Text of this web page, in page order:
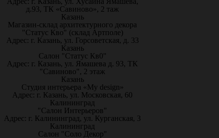
д.93, ТК «Савиново», 2 таж
Казань
Магазин-склад архитектурного декора
"Статус Кво" (склад Артполе)
Адрес: г. Казань, ул. Горсоветская, д. 33
Казань
Салон "Статус Кв0"
Адрес: г. Казань, ул. Ямашева д. 93, ТК
"Савиново", 2 этаж
Казань
Студия интерьера «My design»
Адрес: г. Казань, ул. Московская, 60
Калининград
"Салон Интерьеров"
Адрес: г. Калининград, ул. Курганская, 3
Калининград
Салон "Соло Декор"